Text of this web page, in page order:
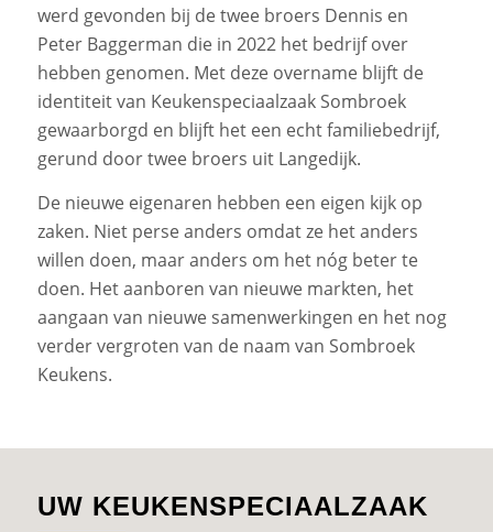
werd gevonden bij de twee broers Dennis en
Peter Baggerman die in 2022 het bedrijf over
hebben genomen. Met deze overname blijft de
identiteit van Keukenspeciaalzaak Sombroek
gewaarborgd en blijft het een echt familiebedrijf,
gerund door twee broers uit Langedijk.
De nieuwe eigenaren hebben een eigen kijk op
zaken. Niet perse anders omdat ze het anders
willen doen, maar anders om het nóg beter te
doen. Het aanboren van nieuwe markten, het
aangaan van nieuwe samenwerkingen en het nog
verder vergroten van de naam van Sombroek
Keukens.
UW KEUKENSPECIAALZAAK